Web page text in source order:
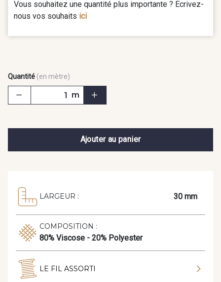
Vous souhaitez une quantité plus importante ? Ecrivez-
nous vos souhaits ici
Quantité (en mètre)
m
Ajouter au panier
LARGEUR : 30 mm
COMPOSITION :
80% Viscose - 20% Polyester
LE FIL ASSORTI